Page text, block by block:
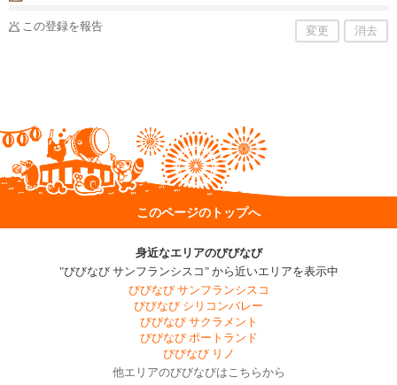
この登録を報告 変更 消去
このページのトップへ
身近なエリアのびびなび
"びびなび サンフランシスコ" から近いエリアを表示中
びびなび サンフランシスコ
びびなび シリコンバレー
びびなび サクラメント
びびなび ポートランド
びびなび リノ
他エリアのびびなびはこちらから